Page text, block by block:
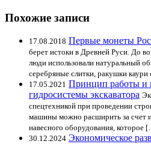
Похожие записи
17.08.2018 Первые монеты
берет истоки в Древней Руси. До
люди использовали натуральный
серебряные слитки, ракушки
17.05.2021 Принцип работы и
гидросистемы экскаватора
спецтехникой при проведении
машины можно расширить за счет
навесного оборудования, которое
30.12.2024 Экономическое